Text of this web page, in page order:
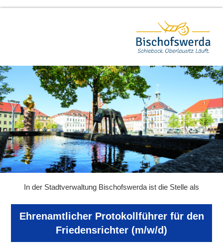
In der Stadtverwaltung Bischofswerda ist die Stelle als
Ehrenamtlicher Protokollführer für den
Friedensrichter (m/w/d)